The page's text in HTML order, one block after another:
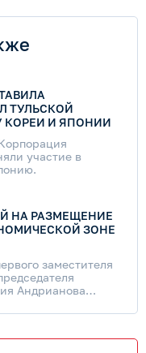
ТУЛЬСКОЙ
КОРЕИ И ЯПОНИИ
участие в
НА РАЗМЕЩЕНИЕ
ЗОНЕ
заместителя
Андрианова
«Узловая».